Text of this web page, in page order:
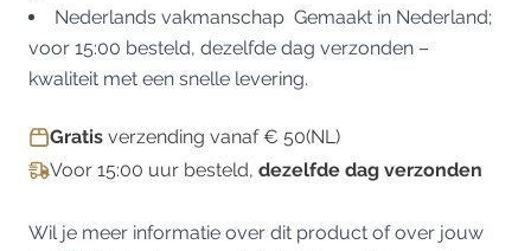
Nederlands vakmanschap Gemaakt in Nederland;
voor 15:00 besteld, dezelfde dag verzonden –
kwaliteit met een snelle levering.
Gratis verzending vanaf € 50(NL)
Voor 15:00 uur besteld, dezelfde dag verzonden
Wil je meer informatie over dit product of over jouw